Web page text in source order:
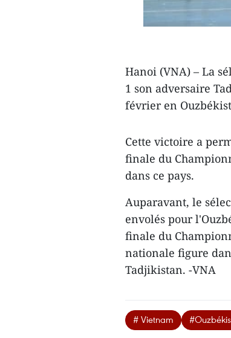
Hanoi (VNA) – La
1 ​son adversaire
février en
Cette victoire a
finale du
dans ce pays.
Auparavant, le
envolés pour
finale du
nationale figure
Tadjikistan. -VNA
# Vietnam